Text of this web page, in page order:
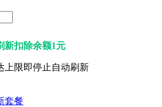
新扣除余额1元
上限即停止自动刷新
套餐